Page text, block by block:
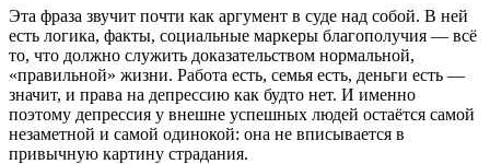
Эта фраза звучит почти как аргумент в суде над собой. В ней
есть логика, факты, социальные маркеры благополучия — всё
то, что должно служить доказательством нормальной,
«правильной» жизни. Работа есть, семья есть, деньги есть —
значит, и права на депрессию как будто нет. И именно
поэтому депрессия у внешне успешных людей остаётся самой
незаметной и самой одинокой: она не вписывается в
привычную картину страдания.